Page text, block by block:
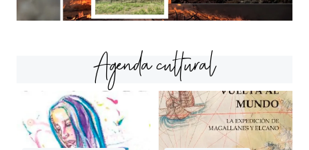
Agenda cultural